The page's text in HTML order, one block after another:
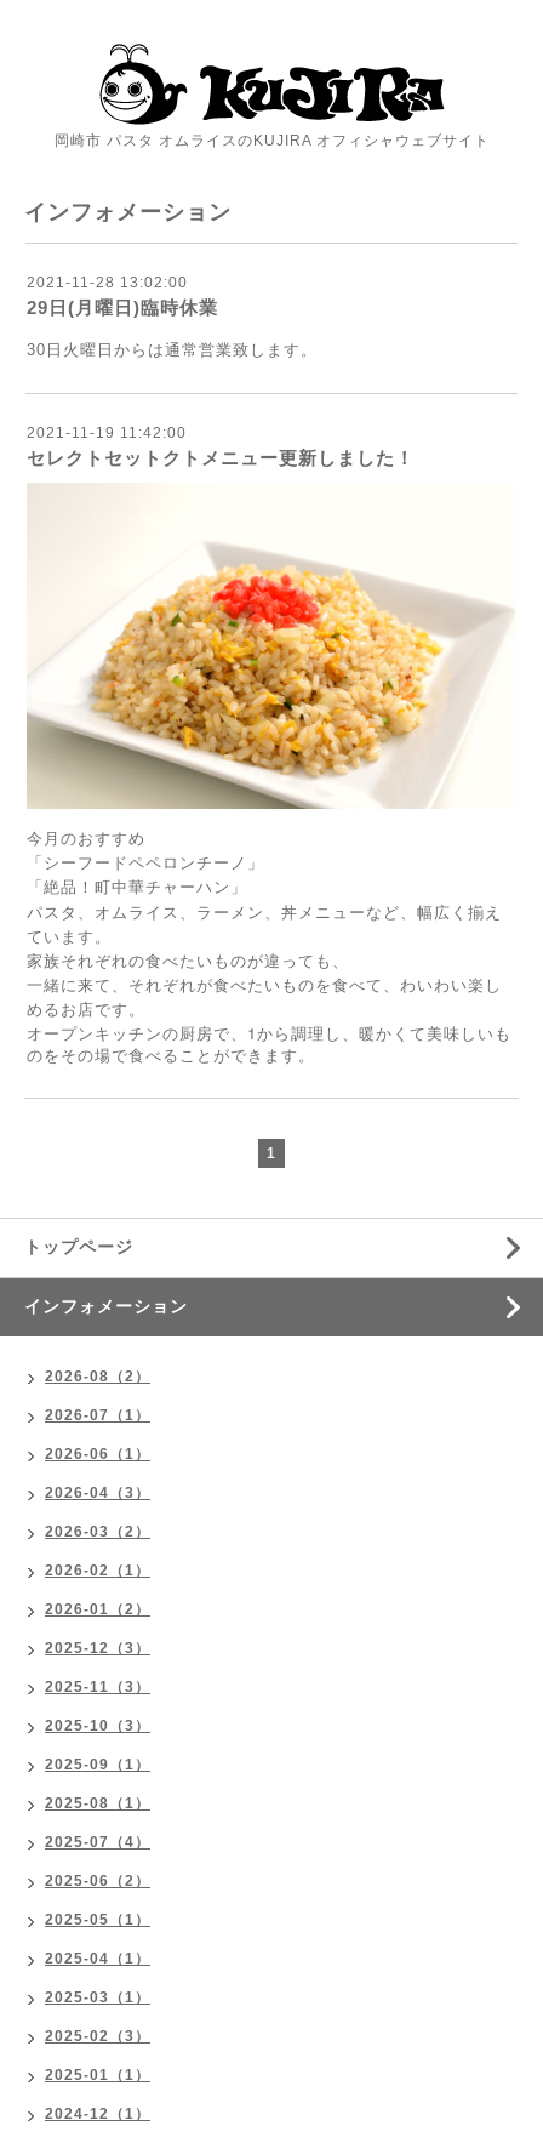
岡崎市 パスタ オムライスのKUJIRA オフィシャウェブサイト
インフォメーション
2021-11-28 13:02:00
29日(月曜日)臨時休業
30日火曜日からは通常営業致します。
2021-11-19 11:42:00
セレクトセットクトメニュー更新しました！
今月のおすすめ
「シーフードペペロンチーノ」
「絶品！町中華チャーハン」
パスタ、オムライス、ラーメン、丼メニューなど、幅広く揃え
ています。
家族それぞれの食べたいものが違っても、
一緒に来て、それぞれが食べたいものを食べて、わいわい楽し
めるお店です。
オープンキッチンの厨房で、 1 から調理し、暖かくて美味しいも
のをその場で食べることができます。
1
トップページ
インフォメーション
2026-08（2）
2026-07（1）
2026-06（1）
2026-04（3）
2026-03（2）
2026-02（1）
2026-01（2）
2025-12（3）
2025-11（3）
2025-10（3）
2025-09（1）
2025-08（1）
2025-07（4）
2025-06（2）
2025-05（1）
2025-04（1）
2025-03（1）
2025-02（3）
2025-01（1）
2024-12（1）